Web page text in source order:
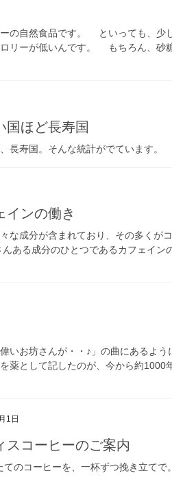
の自然食品です。 といっても、少
リーが低いんです。 もちろん、砂
国ほど長寿国
長寿国。そんな統計がでています。
インの働き
成分が含まれており、その多くが
ある成分のひとつであるカフェイン
いお坊さんが・・♪」の曲にあるよ
薬として記したのが、今から約1000
1日
スコーヒーのご案内
てのコーヒーを、一杯ずつ挽き立てで